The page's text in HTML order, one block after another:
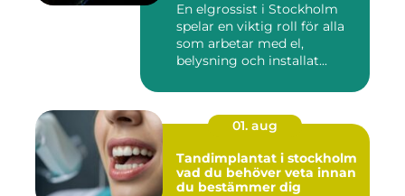
En elgrossist i Stockholm
spelar en viktig roll för alla
som arbetar med el,
belysning och installat...
01. aug
Tandimplantat i stockholm
vad du behöver veta innan
du bestämmer dig